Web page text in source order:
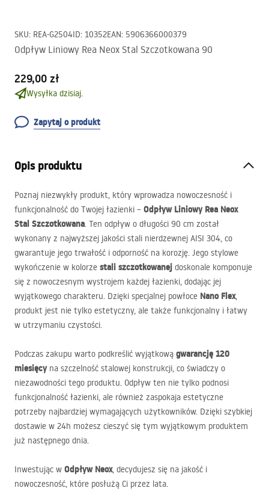
SKU: REA-G2504ID: 10352EAN: 5906366000379
Odpływ Liniowy Rea Neox Stal Szczotkowana 90
229,00 zł
Wysyłka dzisiaj.
Zapytaj o produkt
Opis produktu
Poznaj niezwykły produkt, który wprowadza nowoczesność i
funkcjonalność do Twojej łazienki – Odpływ Liniowy Rea Neox
Stal Szczotkowana. Ten odpływ o długości 90 cm został
wykonany z najwyższej jakości stali nierdzewnej AISI 304, co
gwarantuje jego trwałość i odporność na korozję. Jego stylowe
wykończenie w kolorze stali szczotkowanej doskonale komponuje
się z nowoczesnym wystrojem każdej łazienki, dodając jej
wyjątkowego charakteru. Dzięki specjalnej powłoce Nano Flex,
produkt jest nie tylko estetyczny, ale także funkcjonalny i łatwy
w utrzymaniu czystości.
Podczas zakupu warto podkreślić wyjątkową gwarancję 120
miesięcyna szczelność stalowej konstrukcji, co świadczy o
niezawodności tego produktu. Odpływ ten nie tylko podnosi
funkcjonalność łazienki, ale również zaspokaja estetyczne
potrzeby najbardziej wymagających użytkowników. Dzięki szybkiej
dostawie w 24h możesz cieszyć się tym wyjątkowym produktem
już następnego dnia.
Inwestując w Odpływ Neox, decydujesz się na jakość i
nowoczesność, które posłużą Ci przez lata.